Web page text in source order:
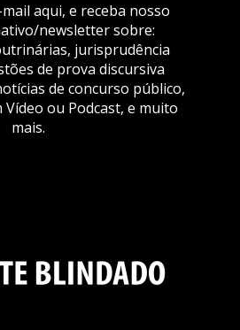
aqui, e receba nosso
newsletter sobre:
jurisprudência
de prova discursiva
de concurso público,
ou Podcast, e muito
mais.